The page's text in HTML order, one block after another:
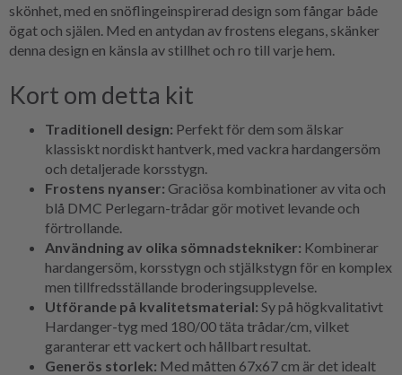
skönhet, med en snöflingeinspirerad design som fångar både
ögat och själen. Med en antydan av frostens elegans, skänker
denna design en känsla av stillhet och ro till varje hem.
Kort om detta kit
Traditionell design: Perfekt för dem som älskar
klassiskt nordiskt hantverk, med vackra hardangersöm
och detaljerade korsstygn.
Frostens nyanser: Graciösa kombinationer av vita och
blå DMC Perlegarn-trådar gör motivet levande och
förtrollande.
Användning av olika sömnadstekniker: Kombinerar
hardangersöm, korsstygn och stjälkstygn för en komplex
men tillfredsställande broderingsupplevelse.
Utförande på kvalitetsmaterial: Sy på högkvalitativt
Hardanger-tyg med 180/00 täta trådar/cm, vilket
garanterar ett vackert och hållbart resultat.
Generös storlek: Med måtten 67x67 cm är det idealt